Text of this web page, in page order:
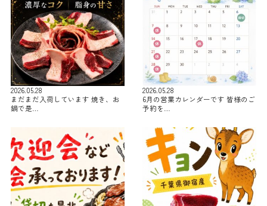
2026.05.28
まだまだ入荷しています 焼き、お
鍋で是…
2026.05.28
6月の営業カレンダーです 皆様のご
予約を…